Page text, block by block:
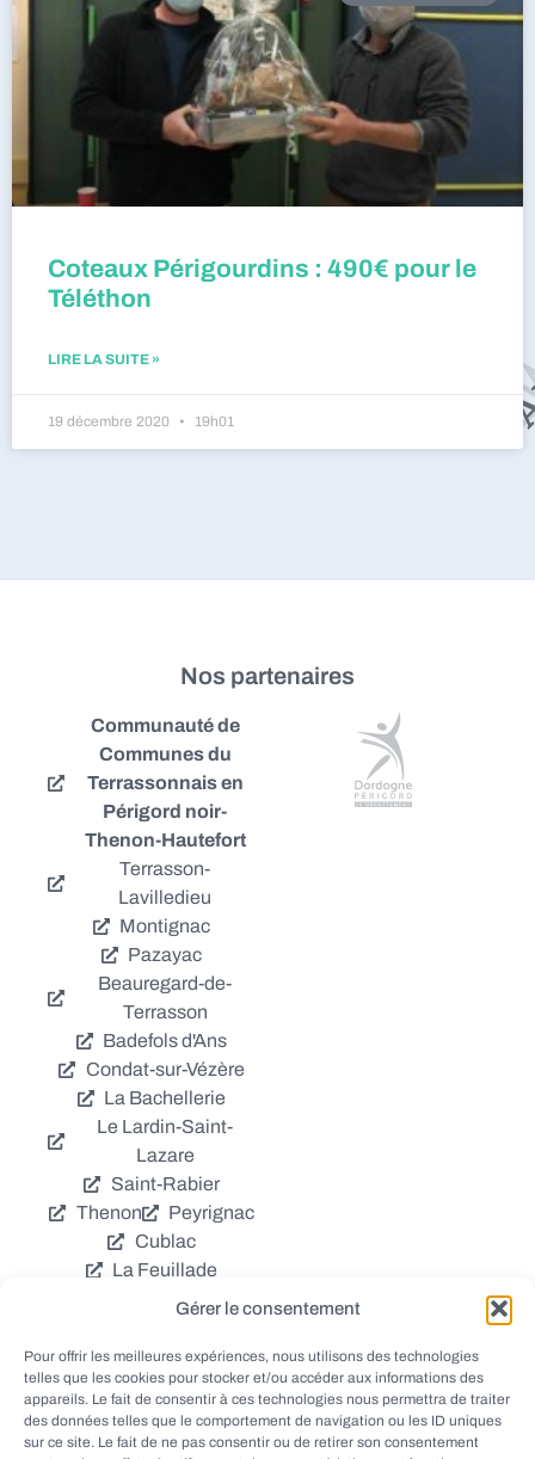
Gérer le consentement
Pour offrir les meilleures expériences, nous utilisons des technologies
telles que les cookies pour stocker et/ou accéder aux informations des
appareils. Le fait de consentir à ces technologies nous permettra de traiter
des données telles que le comportement de navigation ou les ID uniques
sur ce site. Le fait de ne pas consentir ou de retirer son consentement
Coteaux Périgourdins : 490€ pour le
Téléthon
LIRE LA SUITE »
19 décembre 2020 19h01
Nos partenaires
Communauté de
Communes du
Terrassonnais en
Périgord noir-
Thenon-Hautefort
Terrasson-
Lavilledieu
Montignac
Pazayac
Beauregard-de-
Terrasson
Badefols d'Ans
Condat-sur-Vézère
La Bachellerie
Le Lardin-Saint-
Lazare
Saint-Rabier
Thenon
Peyrignac
Cublac
La Feuillade
Chavagnac
Coly
Grèzes
Aubas
Villac
Azerat
Ladornac
Tourtoirac